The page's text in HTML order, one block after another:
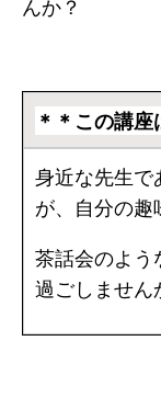
＊＊この講座
身近な先生で
が、自分の趣
茶話会のよう
過ごしません